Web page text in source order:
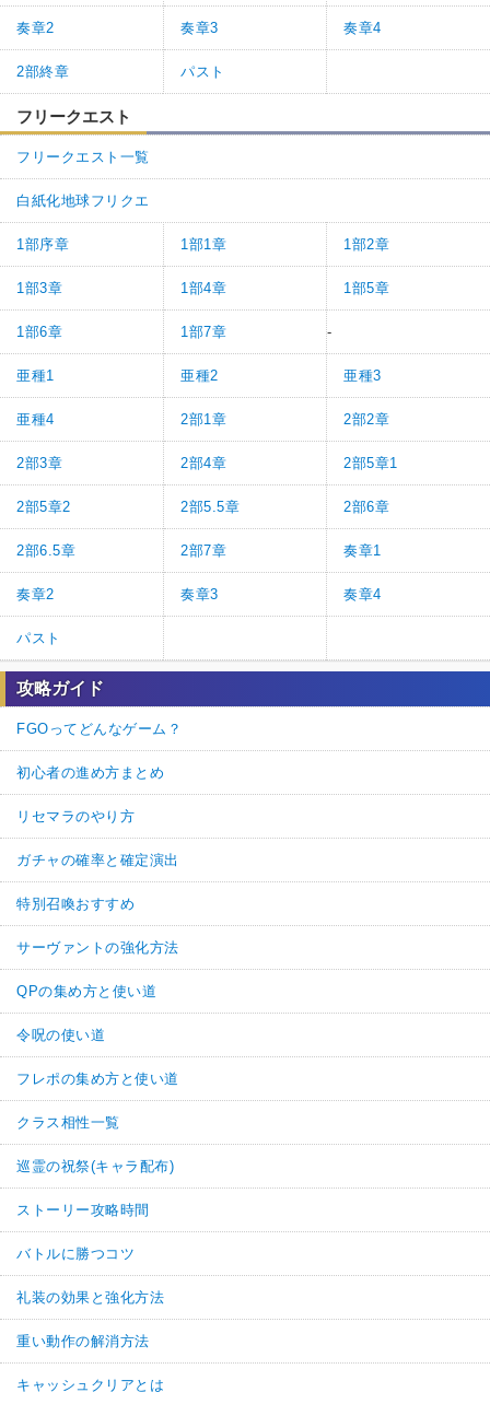
奏章2 奏章3 奏章4
2部終章 パスト
フリークエスト
フリークエスト一覧
白紙化地球フリクエ
1部序章 1部1章 1部2章
1部3章 1部4章 1部5章
1部6章 1部7章 -
亜種1 亜種2 亜種3
亜種4 2部1章 2部2章
2部3章 2部4章 2部5章1
2部5章2 2部5.5章 2部6章
2部6.5章 2部7章 奏章1
奏章2 奏章3 奏章4
パスト
攻略ガイド
FGOってどんなゲーム？
初心者の進め方まとめ
リセマラのやり方
ガチャの確率と確定演出
特別召喚おすすめ
サーヴァントの強化方法
QPの集め方と使い道
令呪の使い道
フレポの集め方と使い道
クラス相性一覧
巡霊の祝祭(キャラ配布)
ストーリー攻略時間
バトルに勝つコツ
礼装の効果と強化方法
重い動作の解消方法
キャッシュクリアとは